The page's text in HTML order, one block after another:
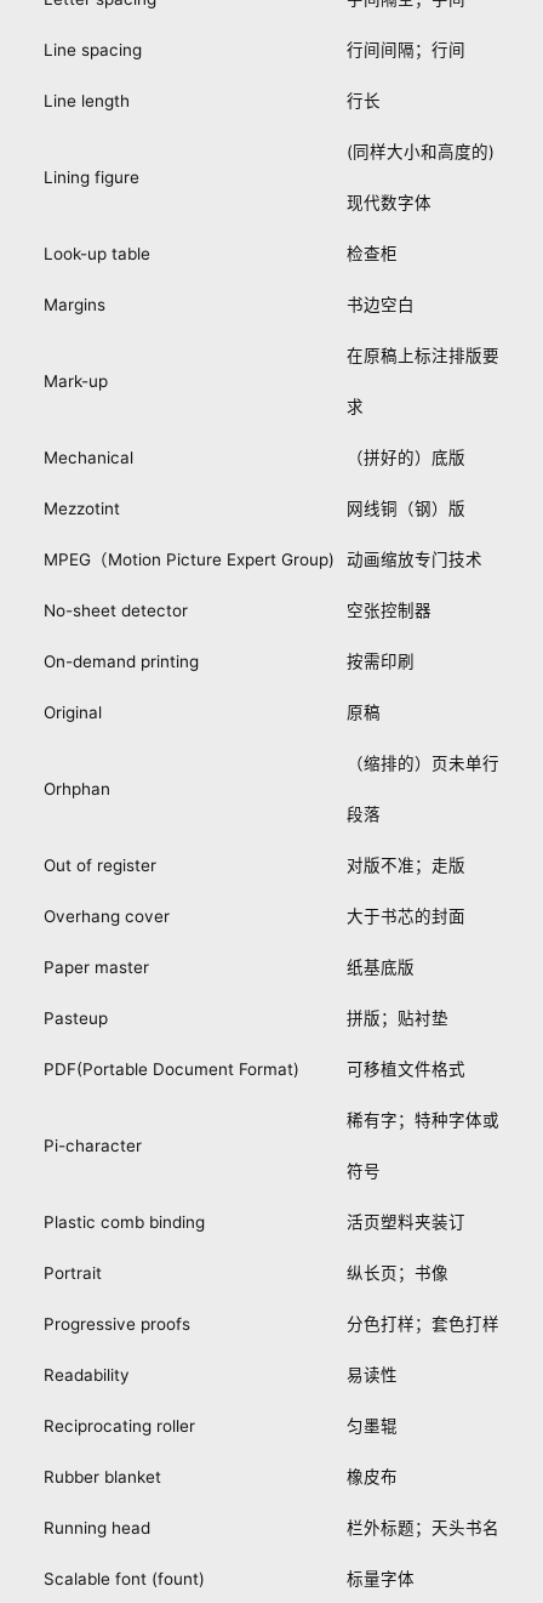
Line spacing 行间间隔；行间
Line length 行长
Lining figure
(同样大小和高度的)
现代数字体
Look-up table 检查柜
Margins 书边空白
Mark-up
在原稿上标注排版要
求
Mechanical （拼好的）底版
Mezzotint 网线铜（钢）版
MPEG（Motion Picture Expert Group) 动画缩放专门技术
No-sheet detector 空张控制器
On-demand printing 按需印刷
Original 原稿
Orhphan
（缩排的）页未单行
段落
Out of register 对版不准；走版
Overhang cover 大于书芯的封面
Paper master 纸基底版
Pasteup 拼版；贴衬垫
PDF(Portable Document Format) 可移植文件格式
Pi-character
稀有字；特种字体或
符号
Plastic comb binding 活页塑料夹装订
Portrait 纵长页；书像
Progressive proofs 分色打样；套色打样
Readability 易读性
Reciprocating roller 匀墨辊
Rubber blanket 橡皮布
Running head 栏外标题；天头书名
Scalable font (fount) 标量字体